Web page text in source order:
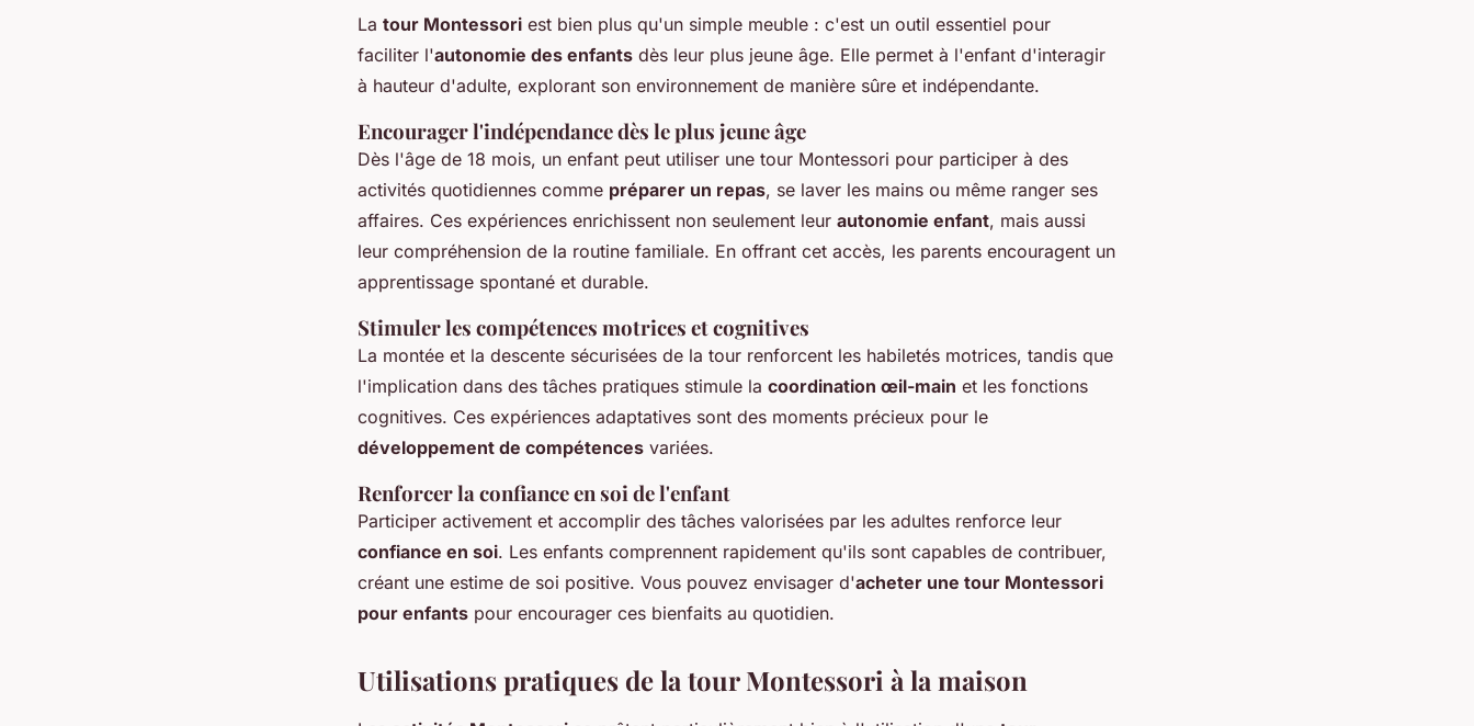
La tour Montessori est bien plus qu'un simple meuble : c'est un outil essentiel pour
faciliter l'autonomie des enfants dès leur plus jeune âge. Elle permet à l'enfant d'interagir
à hauteur d'adulte, explorant son environnement de manière sûre et indépendante.
Encourager l'indépendance dès le plus jeune âge
Dès l'âge de 18 mois, un enfant peut utiliser une tour Montessori pour participer à des
activités quotidiennes comme préparer un repas, se laver les mains ou même ranger ses
affaires. Ces expériences enrichissent non seulement leur autonomie enfant, mais aussi
leur compréhension de la routine familiale. En offrant cet accès, les parents encouragent un
apprentissage spontané et durable.
Stimuler les compétences motrices et cognitives
La montée et la descente sécurisées de la tour renforcent les habiletés motrices, tandis que
l'implication dans des tâches pratiques stimule la coordination œil-main et les fonctions
cognitives. Ces expériences adaptatives sont des moments précieux pour le
développement de compétences variées.
Renforcer la confiance en soi de l'enfant
Participer activement et accomplir des tâches valorisées par les adultes renforce leur
confiance en soi. Les enfants comprennent rapidement qu'ils sont capables de contribuer,
créant une estime de soi positive. Vous pouvez envisager d'acheter une tour Montessori
pour enfants pour encourager ces bienfaits au quotidien.
Utilisations pratiques de la tour Montessori à la maison